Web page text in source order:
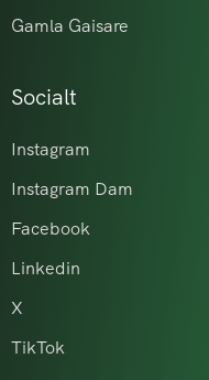
Gamla Gaisare
Socialt
Instagram
Instagram Dam
Facebook
Linkedin
X
TikTok